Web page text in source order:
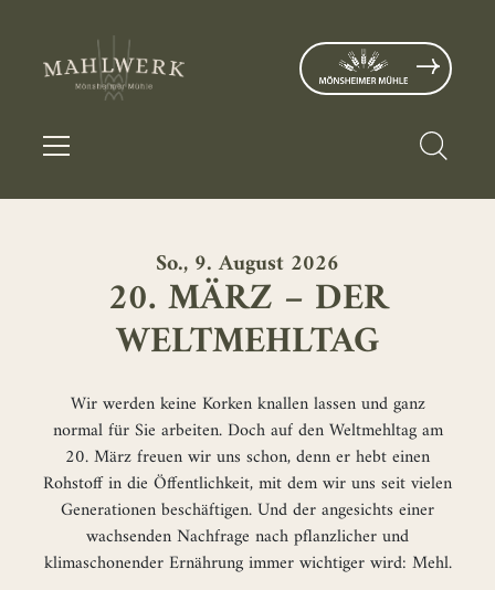
So., 9. August 2026
20. MÄRZ – DER
WELTMEHLTAG
Wir werden keine Korken knallen lassen und ganz
normal für Sie arbeiten. Doch auf den Weltmehltag am
20. März freuen wir uns schon, denn er hebt einen
Rohstoff in die Öffentlichkeit, mit dem wir uns seit vielen
Generationen beschäftigen. Und der angesichts einer
wachsenden Nachfrage nach pflanzlicher und
klimaschonender Ernährung immer wichtiger wird: Mehl.